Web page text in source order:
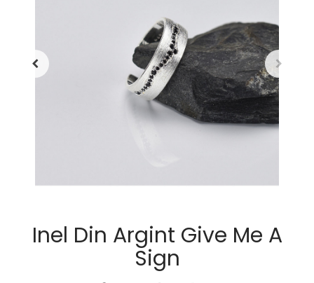
Inel Din Argint Give Me A
Sign